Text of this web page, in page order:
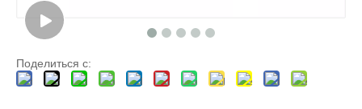
Поделиться с: